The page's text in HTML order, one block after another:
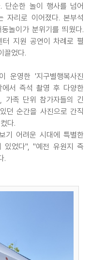
단순한 놀이 행사를 넘어
자리로 이어졌다. 본부석
놀이가 분위기를 띄웠다.
터 지원 공연이 차례로 펼
끌었다.
운영한 '지구별행복사진
서 즉석 촬영 후 다양한
가족 단위 참가자들의 긴
던 순간을 사진으로 간직
다.
기 어려운 시대에 특별한
있었다", "예전 유원지 즉
.